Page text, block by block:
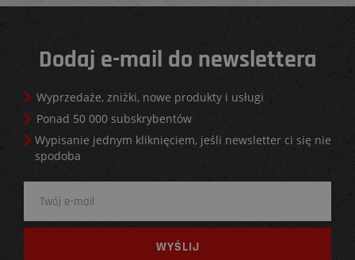
Dodaj e-mail do newslettera
Wyprzedaże, zniżki, nowe produkty i usługi
Ponad 50 000 subskrybentów
Wypisanie jednym kliknięciem, jeśli newsletter ci się nie
spodoba